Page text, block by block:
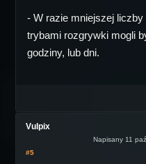
- W razie mniejszej
trybami rozgrywki mogli
godziny, lub dni.
Vulpix
Napisany 11
#5